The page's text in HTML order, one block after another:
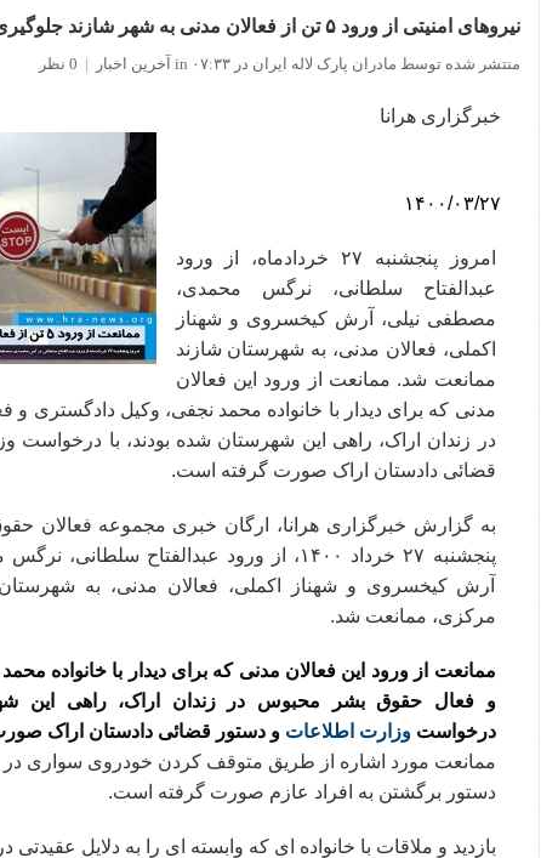
نیروهای امنیتی از ورود ۵ تن از فعالان مدنی به شهر شازند جلوگیری کردند
منتشر شده توسط مادران پارک لاله ایران در ۰۷:۳۳ in آخرین اخبار | 0 نظر
خبرگزاری هرانا
۱۴۰۰/۰۳/۲۷
امروز پنجشنبه ۲۷ خردادماه، از ورود
عبدالفتاح سلطانی، نرگس محمدی،
مصطفی نیلی، آرش کیخسروی و شهناز
اکملی، فعالان مدنی، به شهرستان شازند
ممانعت شد. ممانعت از ورود این فعالان
مدنی که برای دیدار با خانواده محمد نجفی، وکیل دادگستری
در زندان اراک، راهی این شهرستان شده بودند، با درخواست
قضائی دادستان اراک صورت گرفته است.
به گزارش خبرگزاری هرانا، ارگان خبری مجموعه فعالان
پنجشنبه ۲۷ خرداد ۱۴۰۰، از ورود عبدالفتاح
آرش کیخسروی و شهناز اکملی، فعالان مدنی، به شهرستان
مرکزی، ممانعت شد.
ممانعت از ورود این فعالان مدنی که برای دیدار با خانواده
و فعال حقوق بشر محبوس در زندان اراک، راهی این
درخواستوزارت اطلاعات و دستور قضائی دادستان اراک
ممانعت مورد اشاره از طریق متوقف کردن خودروی سواری در
دستور برگشتن به افراد عازم صورت گرفته است.
بازدید و ملاقات با خانواده ای که وابسته ای را به دلایل عقیدتی